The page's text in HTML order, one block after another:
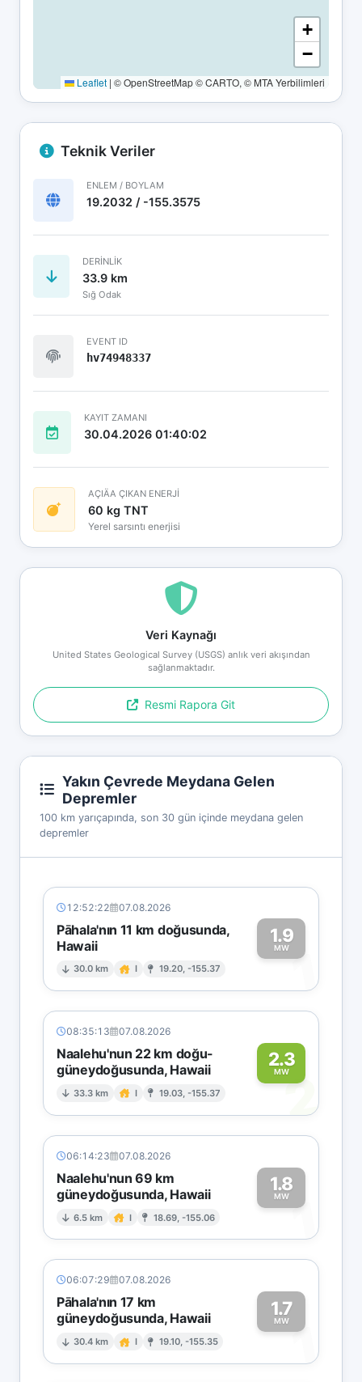
+
−
Leaflet | © OpenStreetMap © CARTO, © MTA Yerbilimleri
Teknik Veriler
ENLEM / BOYLAM
19.2032 / -155.3575
DERINLIK
33.9 km
Sığ Odak
EVENT ID
hv74948337
KAYIT ZAMANI
30.04.2026 01:40:02
AÇIÄA ÇIKAN ENERJİ
60 kg TNT
Yerel sarsıntı enerjisi
Veri Kaynağı
United States Geological Survey (USGS) anlık veri akışından
sağlanmaktadır.
Resmi Rapora Git
Yakın Çevrede Meydana Gelen
Depremler
100 km yarıçapında, son 30 gün içinde meydana gelen
depremler
12:52:22 07.08.2026
Pāhala'nın 11 km doğusunda,
Hawaii
30.0 km I 19.20, -155.37
1.9
MW1
08:35:13 07.08.2026
Naalehu'nun 22 km doğu-
güneydoğusunda, Hawaii
33.3 km I 19.03, -155.37
2.3
MW
2
06:14:23 07.08.2026
Naalehu'nun 69 km
güneydoğusunda, Hawaii
6.5 km I 18.69, -155.06
1.8
MW1
06:07:29 07.08.2026
Pāhala'nın 17 km
güneydoğusunda, Hawaii
30.4 km I 19.10, -155.35
1.7
MW1